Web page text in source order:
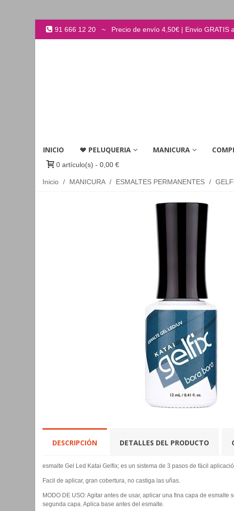
91 666 12 20 ~ Precio de envío 4,50€ | Envio GRATIS
INICIO PELUQUERIA MANICURA
0 artículo(s) - 0,00 €
Inicio / MANICURA / ESMALTES PERMANENTES /
DESCRIPCIÓN DETALLES DEL PRODUCTO
esmalte Gel Led Katai Gelfix; es un sistema de 3 pasos de fácil
Facil de aplicar, gran cobertura, no castiga las uñas.
MODO DE USO: Agitar antes de usar, aplicar una fina capa de
segunda capa. Aplica base antes del esmalte.